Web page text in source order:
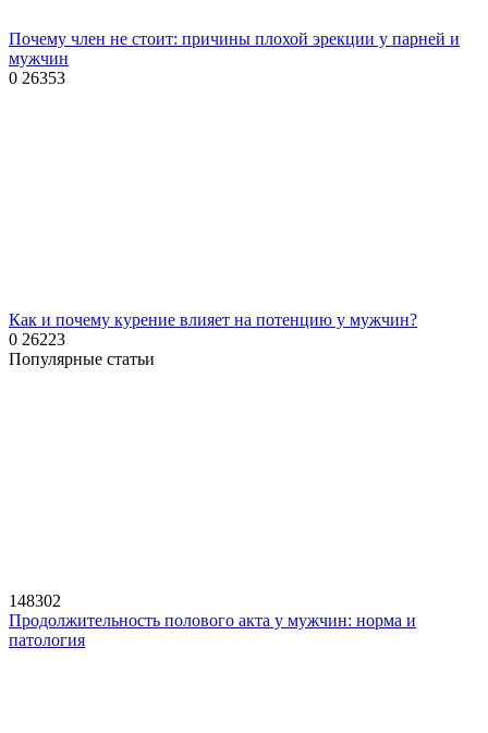
Почему член не стоит: причины плохой эрекции у парней и
мужчин
0 26353
Как и почему курение влияет на потенцию у мужчин?
0 26223
Популярные статьи
148302
Продолжительность полового акта у мужчин: норма и
патология